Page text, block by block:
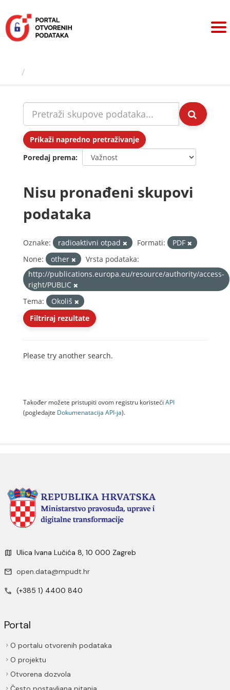
sadržaj
Prikaži napredno pretraživanje
Poredaj prema
Nisu pronađeni skupovi
podataka
Oznake: radioaktivni otpad Formati:
PDF
None:
other
Vrsta podataka:
http://publications.europa.eu/resource/authority/access-
right/PUBLIC
Tema:
Okoliš
Filtriraj rezultate
Please try another search.
Također možete pristupiti ovom registru koristeći API
(pogledajte Dokumenаtаcijа API-jа).